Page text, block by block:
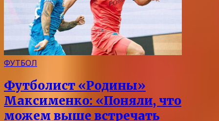
ФУТБОЛ
Футболист «Родины»
Максименко: «Поняли, что
можем выше встречать